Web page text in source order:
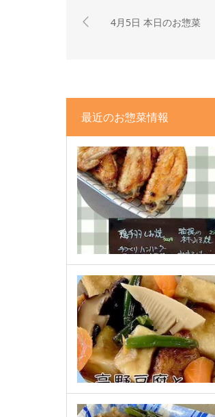
4月5日 本日のお惣菜
最近のお惣菜情報